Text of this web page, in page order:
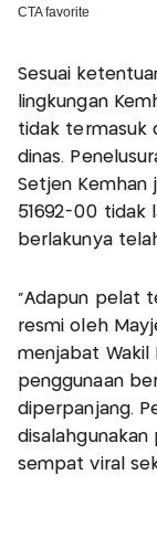
Sesuai
lingkungan
tidak termasuk
dinas.
Setjen Kemhan
51692-00 tidak
berlakunya
“Adapun pelat
resmi oleh
menjabat Wakil
penggunaan
diperpanjang.
disalahgunakan
sempat viral